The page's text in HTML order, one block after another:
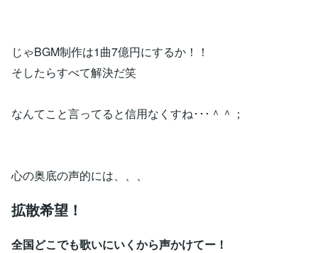
じゃBGM制作は1曲7億円にするか！！
そしたらすべて解決だ笑
なんてこと言ってると信用なくすね･･･＾＾；
心の奥底の声的には、、、
拡散希望！
全国どこでも歌いにいくから声かけてー！